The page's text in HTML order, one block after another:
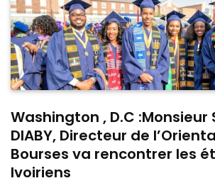
Washington , D.C :Monsieur
DIABY, Directeur de
Bourses va rencontrer les
Ivoiriens